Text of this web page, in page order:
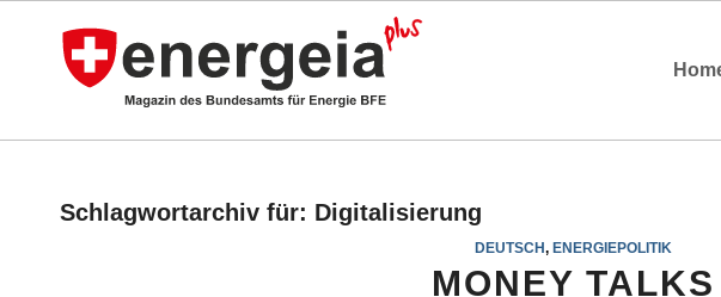
Schlagwortarchiv für: Digitalisierung
DEUTSCH, ENERGIEPOLITIK
MONEY TALKS